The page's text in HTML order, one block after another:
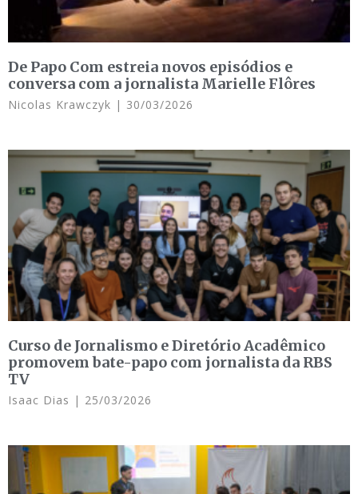
De Papo Com estreia novos episódios e
conversa com a jornalista Marielle Flôres
Nicolas Krawczyk 30/03/2026
Curso de Jornalismo e Diretório Acadêmico
promovem bate-papo com jornalista da RBS
TV
Isaac Dias 25/03/2026